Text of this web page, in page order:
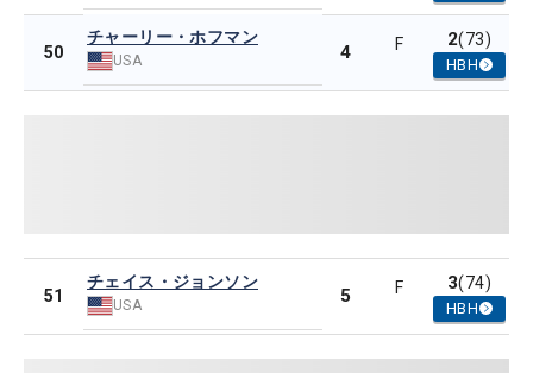
50
チャーリー・ホフマン
USA 4 F 2(73)
HBH
51
チェイス・ジョンソン
USA 5 F 3(74)
HBH